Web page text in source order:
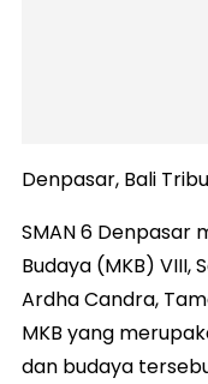
Denpasar, Bali
SMAN 6 Denpasar
Budaya (MKB)
Ardha Candra,
MKB yang
dan budaya